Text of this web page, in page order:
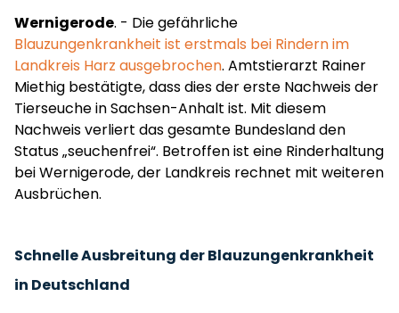
Wernigerode. - Die gefährliche
Blauzungenkrankheit ist erstmals bei Rindern im
Landkreis Harz ausgebrochen. Amtstierarzt Rainer
Miethig bestätigte, dass dies der erste Nachweis der
Tierseuche in Sachsen-Anhalt ist. Mit diesem
Nachweis verliert das gesamte Bundesland den
Status „seuchenfrei“. Betroffen ist eine Rinderhaltung
bei Wernigerode, der Landkreis rechnet mit weiteren
Ausbrüchen.
Schnelle Ausbreitung der Blauzungenkrankheit
in Deutschland